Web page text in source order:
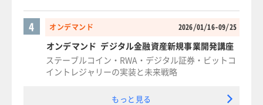
オンデマンド 2026/01/16-09/25
4
オンデマンド デジタル金融資産新規事業開発講座
ステーブルコイン・RWA・デジタル証券・ビットコ
イントレジャリーの実装と未来戦略
もっと見る